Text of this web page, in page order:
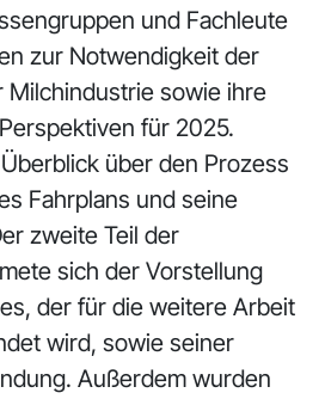
und Fachleute
zur Notwendigkeit der
Milchindustrie sowie ihre
für 2025.
über den Prozess
Fahrplans und seine
zweite Teil der
sich der Vorstellung
der für die weitere Arbeit
wird, sowie seiner
Außerdem wurden